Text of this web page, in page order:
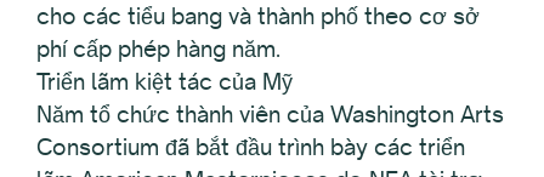
cho các tiểu bang và thành phố theo cơ sở
phí cấp phép hàng năm.
Triển lãm kiệt tác của Mỹ
Năm tổ chức thành viên của Washington Arts
Consortium đã bắt đầu trình bày các triển